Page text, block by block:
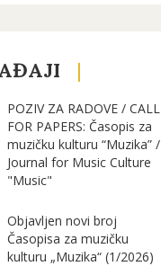
POZIV ZA RADOVE / CALL
FOR PAPERS: Časopis za
muzičku kulturu “Muzika” /
Journal for Music Culture
"Music"
Objavljen novi broj
Časopisa za muzičku
kulturu „Muzika“ (1/2026)